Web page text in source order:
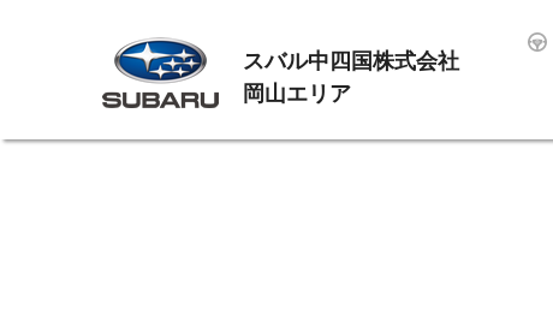
スバル中四国株式会社
岡山エリア